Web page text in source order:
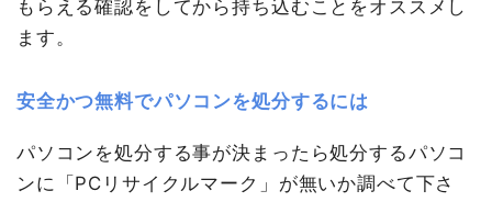
もらえる確認をしてから持ち込むことをオススメし
ます。
安全かつ無料でパソコンを処分するには
パソコンを処分する事が決まったら処分するパソコ
ンに「PCリサイクルマーク」が無いか調べて下さ